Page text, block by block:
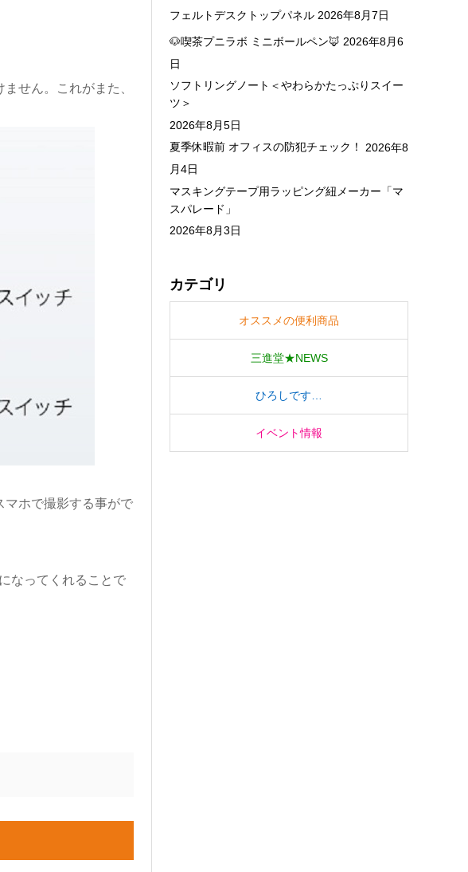
せん。これがまた、
マホで撮影する事がで
なってくれることで
フェルトデスクトップパネル 2026年8月7日
🐶喫茶プニラボ ミニボールペン🦊 2026年8月6
日
ソフトリングノート＜やわらかたっぷりスイー
ツ＞
2026年8月5日
夏季休暇前 オフィスの防犯チェック！
2026年8
月4日
マスキングテープ用ラッピング紐メーカー「マ
スパレード」
2026年8月3日
カテゴリ
オススメの便利商品
三進堂★NEWS
ひろしです…
イベント情報